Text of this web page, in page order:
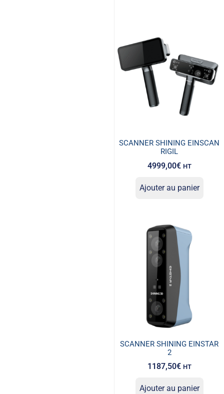
SCANNER SHINING EINSCAN
RIGIL
4999,00€ HT
Ajouter au panier
SCANNER SHINING EINSTAR
2
1187,50€ HT
Ajouter au panier